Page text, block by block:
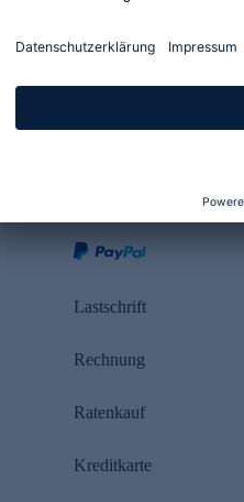
Lastschrift
Rechnung
Ratenkauf
Kreditkarte